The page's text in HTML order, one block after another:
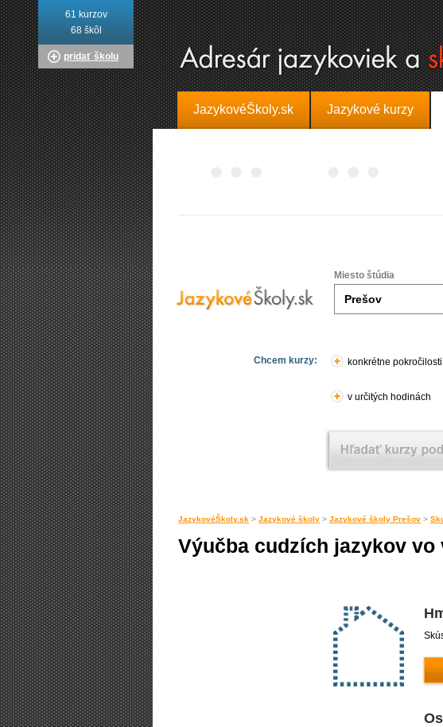
JazykovéŠkoly.sk Jazykové kurzy
Miesto štúdia
Chcem kurzy: konkrétne pokročilosti
v určitých hodinách
JazykovéŠkoly.sk > Jazykové školy > Jazykové školy Prešov >
Výučba cudzích jazykov
61 kurzov
68 škôl
pridať školu